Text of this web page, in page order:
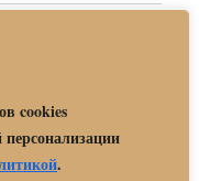
cookies
.